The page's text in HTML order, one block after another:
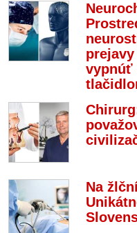
vypnúť
Na